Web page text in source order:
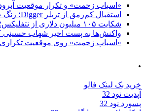
«اسباب زحمت» و تکرار موقعیت آبروداری در
استقبال کم‌رمق از تریلر Digger؛ زنگ خطر برای فیلم جدید تام کروز و برادران وارنر
شکایت ۱۰۵ میلیون دلاری از نتفلیکس؛ هارددیسک حاوی فیلم جدید نیکلاس کیج به سرقت رفت
واکنش‌ها به پست اخیر شهاب حسینی
«اسباب زحمت» روی موقعیت تکراری
.
خرید بک لینک فالو
آپدیت نود 32
پسورد نود 32